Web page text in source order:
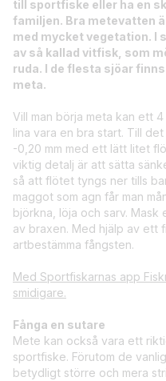
till sportfiske eller ha en
familjen. Bra metevatten
med mycket vegetation. I
av så kallad vitfisk, som
ruda. I de flesta sjöar
meta.
Vill man börja meta kan ett
lina vara en bra start. Till
-0,20 mm med ett lätt litet
viktig detalj är att sätta
så att flötet tyngs ner tills
maggot som agn får man
björkna, löja och sarv. Mask
av braxen. Med hjälp av ett
artbestämma fångsten.
Med Sportfiskarnas app
smidigare.
Fånga en sutare
Mete kan också vara ett
sportfiske. Förutom de
betydligt större och mera